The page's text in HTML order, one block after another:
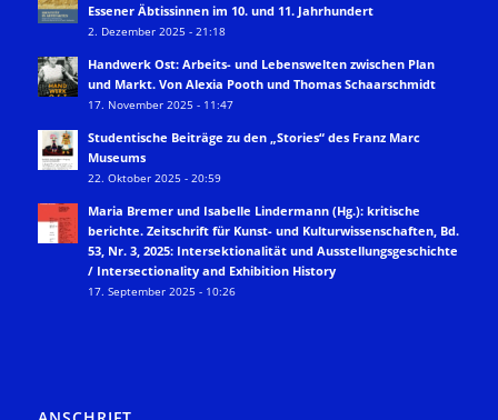
Essener Äbtissinnen im 10. und 11. Jahrhundert
2. Dezember 2025 - 21:18
Handwerk Ost: Arbeits- und Lebenswelten zwischen Plan
und Markt. Von Alexia Pooth und Thomas Schaarschmidt
17. November 2025 - 11:47
Studentische Beiträge zu den „Stories“ des Franz Marc
Museums
22. Oktober 2025 - 20:59
Maria Bremer und Isabelle Lindermann (Hg.): kritische
berichte. Zeitschrift für Kunst- und Kulturwissenschaften, Bd.
53, Nr. 3, 2025: Intersektionalität und Ausstellungsgeschichte
/ Intersectionality and Exhibition History
17. September 2025 - 10:26